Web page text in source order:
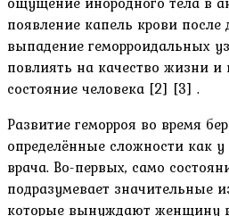
появление капель крови
выпадение геморроидальных
повлиять на качество жизни и
состояние человека [2] [3] .
Развитие геморроя во время
определённые сложности как
врача. Во-первых, само
подразумевает значительные
которые вынуждают женщину